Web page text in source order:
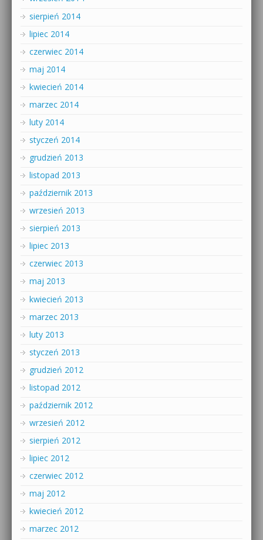
sierpień 2014
lipiec 2014
czerwiec 2014
maj 2014
kwiecień 2014
marzec 2014
luty 2014
styczeń 2014
grudzień 2013
listopad 2013
październik 2013
wrzesień 2013
sierpień 2013
lipiec 2013
czerwiec 2013
maj 2013
kwiecień 2013
marzec 2013
luty 2013
styczeń 2013
grudzień 2012
listopad 2012
październik 2012
wrzesień 2012
sierpień 2012
lipiec 2012
czerwiec 2012
maj 2012
kwiecień 2012
marzec 2012